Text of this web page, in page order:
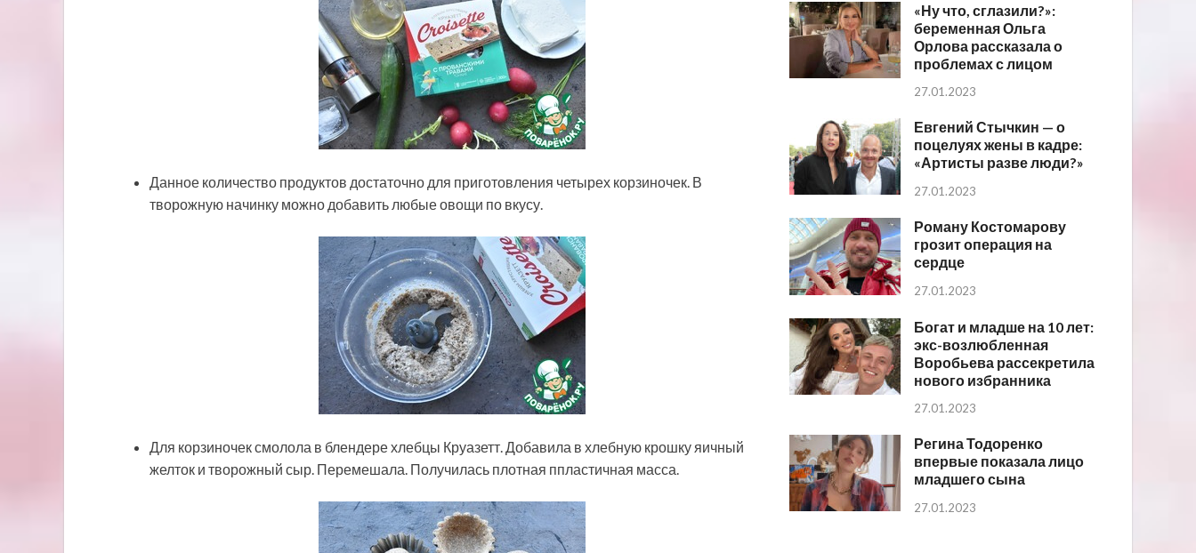
Данное количество продуктов достаточно для приготовления четырех корзиночек. В
творожную начинку можно добавить любые овощи по вкусу.
Для корзиночек смолола в блендере хлебцы Круазетт. Добавила в хлебную крошку яичный
желток и творожный сыр. Перемешала. Получилась плотная ппластичная масса.
«Ну что, сглазили?»:
беременная Ольга
Орлова рассказала о
проблемах с лицом
27.01.2023
Евгений Стычкин — о
поцелуях жены в кадре:
«Артисты разве люди?»
27.01.2023
Роману Костомарову
грозит операция на
сердце
27.01.2023
Богат и младше на 10 лет:
экс-возлюбленная
Воробьева рассекретила
нового избранника
27.01.2023
Регина Тодоренко
впервые показала лицо
младшего сына
27.01.2023